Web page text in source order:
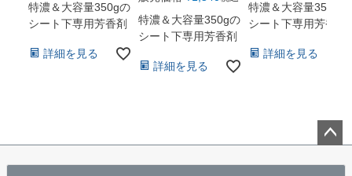
特濃＆大容量350gの
シート下専用芳香剤
詳細を見る
特濃＆大容量350gの
シート下専用芳香剤
詳細を見る
特濃＆大容量350gの
シート下専用芳香剤
詳細を見る